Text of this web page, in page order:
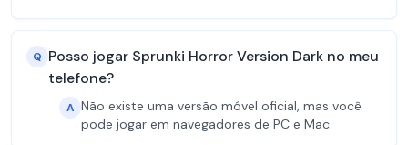
Q Posso jogar Sprunki Horror Version Dark no meu
telefone?
A Não existe uma versão móvel oficial, mas você
pode jogar em navegadores de PC e Mac.